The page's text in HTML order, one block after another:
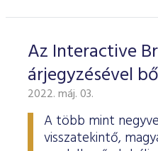
Az Interactive
árjegyzésével
2022. máj. 03.
A több mint
visszatekintő,